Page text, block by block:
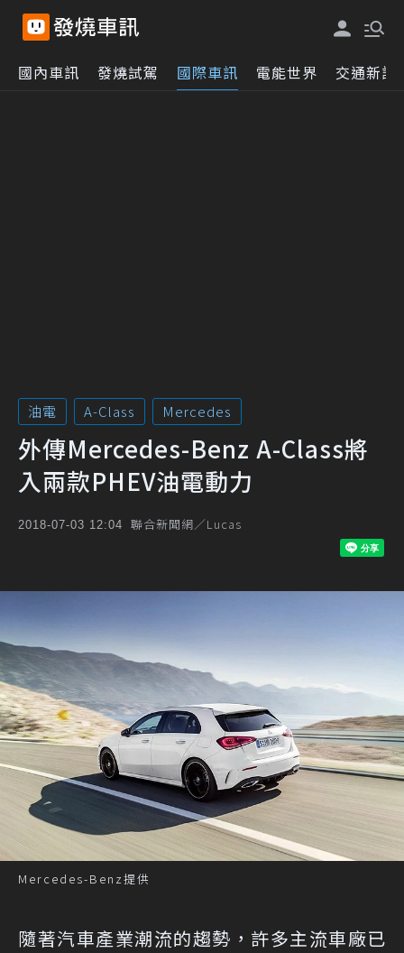
國內車訊 發燒試駕 國際車訊 電能世界 交通新訊
油電 A-Class Mercedes
外傳Mercedes-Benz A-Class將
入兩款PHEV油電動力
2018-07-03 12:04 聯合新聞網／Lucas
Mercedes-Benz提供
隨著汽車產業潮流的趨勢，許多主流車廠已